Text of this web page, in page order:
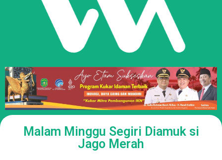
Malam Minggu Segiri Diamuk si
Jago Merah